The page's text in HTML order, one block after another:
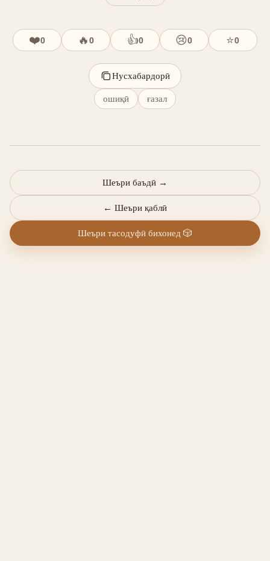
❤️0 🔥0 👍0 😢0 ⭐0
Нусхабардорӣ
ошиқӣ ғазал
← Шеъри қаблӣ
Шеъри баъдӣ →
Шеъри тасодуфӣ бихонед 🎲